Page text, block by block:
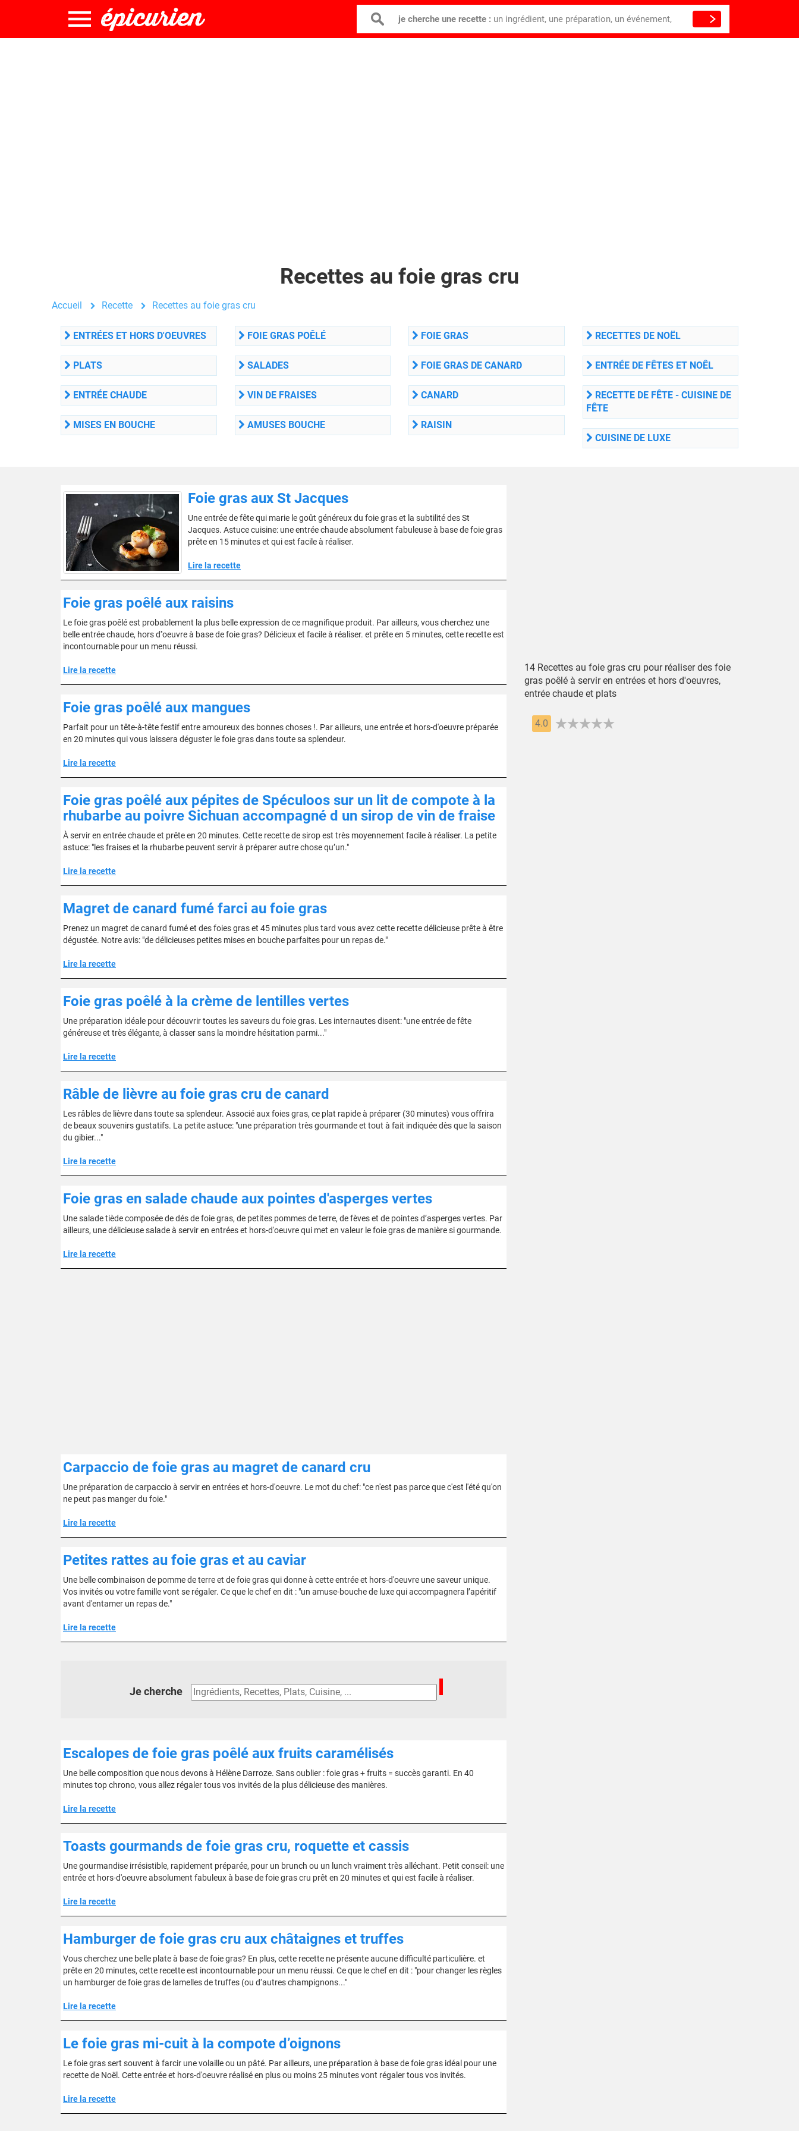
je cherche une recette : un ingrédient, une préparation, un événement,
Recettes au foie gras cru
Accueil Recette Recettes au foie gras cru
ENTRÉES ET HORS D'OEUVRES
PLATS
ENTRÉE CHAUDE
MISES EN BOUCHE
FOIE GRAS POÊLÉ
SALADES
VIN DE FRAISES
AMUSES BOUCHE
FOIE GRAS
FOIE GRAS DE CANARD
CANARD
RAISIN
RECETTES DE NOËL
ENTRÉE DE FÊTES ET NOÊL
RECETTE DE FÊTE - CUISINE DE
FÊTE
CUISINE DE LUXE
Foie gras aux St Jacques
Une entrée de fête qui marie le goût généreux du foie gras et la subtilité des St
Jacques. Astuce cuisine: une entrée chaude absolument fabuleuse à base de foie gras
prête en 15 minutes et qui est facile à réaliser.
Lire la recette
Foie gras poêlé aux raisins
Le foie gras poêlé est probablement la plus belle expression de ce magnifique produit. Par ailleurs, vous cherchez une
belle entrée chaude, hors d''oeuvre à base de foie gras? Délicieux et facile à réaliser. et prête en 5 minutes, cette recette est
incontournable pour un menu réussi.
Lire la recette
Foie gras poêlé aux mangues
Parfait pour un tête-à-tête festif entre amoureux des bonnes choses !. Par ailleurs, une entrée et hors-d'oeuvre préparée
en 20 minutes qui vous laissera déguster le foie gras dans toute sa splendeur.
Lire la recette
Foie gras poêlé aux pépites de Spéculoos sur un lit de compote à la
rhubarbe au poivre Sichuan accompagné d un sirop de vin de fraise
À servir en entrée chaude et prête en 20 minutes. Cette recette de sirop est très moyennement facile à réaliser. La petite
astuce: "les fraises et la rhubarbe peuvent servir à préparer autre chose qu’un."
Lire la recette
Magret de canard fumé farci au foie gras
Prenez un magret de canard fumé et des foies gras et 45 minutes plus tard vous avez cette recette délicieuse prête à être
dégustée. Notre avis: "de délicieuses petites mises en bouche parfaites pour un repas de."
Lire la recette
Foie gras poêlé à la crème de lentilles vertes
Une préparation idéale pour découvrir toutes les saveurs du foie gras. Les internautes disent: "une entrée de fête
généreuse et très élégante, à classer sans la moindre hésitation parmi..."
Lire la recette
Râble de lièvre au foie gras cru de canard
Les râbles de lièvre dans toute sa splendeur. Associé aux foies gras, ce plat rapide à préparer (30 minutes) vous offrira
de beaux souvenirs gustatifs. La petite astuce: "une préparation très gourmande et tout à fait indiquée dès que la saison
du gibier..."
Lire la recette
Foie gras en salade chaude aux pointes d'asperges vertes
Une salade tiède composée de dés de foie gras, de petites pommes de terre, de fèves et de pointes d’asperges vertes. Par
ailleurs, une délicieuse salade à servir en entrées et hors-d'oeuvre qui met en valeur le foie gras de manière si gourmande.
Lire la recette
Carpaccio de foie gras au magret de canard cru
Une préparation de carpaccio à servir en entrées et hors-d'oeuvre. Le mot du chef: "ce n'est pas parce que c'est l'été qu'on
ne peut pas manger du foie."
Lire la recette
Petites rattes au foie gras et au caviar
Une belle combinaison de pomme de terre et de foie gras qui donne à cette entrée et hors-d'oeuvre une saveur unique.
Vos invités ou votre famille vont se régaler. Ce que le chef en dit : "un amuse-bouche de luxe qui accompagnera l’apéritif
avant d'entamer un repas de."
Lire la recette
Je cherche
Escalopes de foie gras poêlé aux fruits caramélisés
Une belle composition que nous devons à Hélène Darroze. Sans oublier : foie gras + fruits = succès garanti. En 40
minutes top chrono, vous allez régaler tous vos invités de la plus délicieuse des manières.
Lire la recette
Toasts gourmands de foie gras cru, roquette et cassis
Une gourmandise irrésistible, rapidement préparée, pour un brunch ou un lunch vraiment très alléchant. Petit conseil: une
entrée et hors-d'oeuvre absolument fabuleux à base de foie gras cru prêt en 20 minutes et qui est facile à réaliser.
Lire la recette
Hamburger de foie gras cru aux châtaignes et truffes
Vous cherchez une belle plate à base de foie gras? En plus, cette recette ne présente aucune difficulté particulière. et
prête en 20 minutes, cette recette est incontournable pour un menu réussi. Ce que le chef en dit : "pour changer les règles
un hamburger de foie gras de lamelles de truffes (ou d‘autres champignons..."
Lire la recette
Le foie gras mi-cuit à la compote d’oignons
Le foie gras sert souvent à farcir une volaille ou un pâté. Par ailleurs, une préparation à base de foie gras idéal pour une
recette de Noël. Cette entrée et hors-d'oeuvre réalisé en plus ou moins 25 minutes vont régaler tous vos invités.
Lire la recette
14 Recettes au foie gras cru pour réaliser des foie
gras poêlé à servir en entrées et hors d'oeuvres,
entrée chaude et plats
4.0